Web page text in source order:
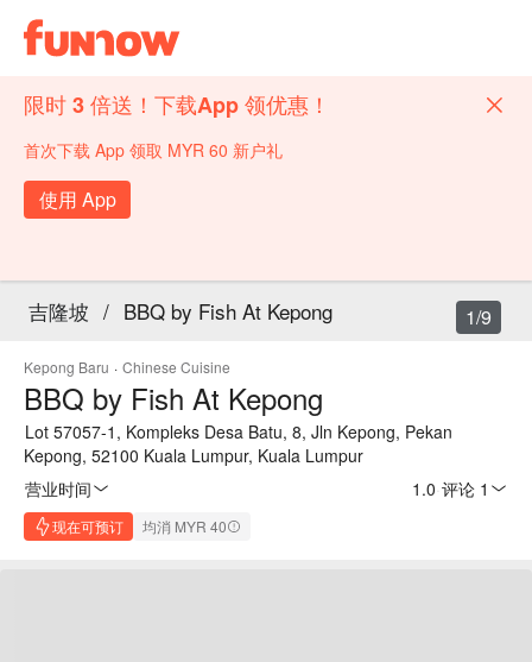
限时 3 倍送！下载App 领优惠！
首次下载 App 领取 MYR 60 新户礼
使用 App
吉隆坡 / BBQ by Fish At Kepong
Kepong Baru · Chinese Cuisine
BBQ by Fish At Kepong
Lot 57057-1, Kompleks Desa Batu, 8, Jln Kepong, Pekan
Kepong, 52100 Kuala Lumpur, Kuala Lumpur
营业时间
1.0 评论 1
现在可预订 均消 MYR 40
1/9